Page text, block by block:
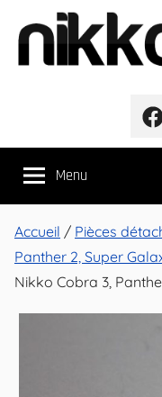
contenu
Véhicules
Nikko
Evo
Pro-
Menu
Accueil / Pièces
Panther 2, Super
Nikko Cobra 3,